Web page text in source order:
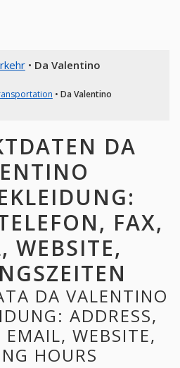
• Da Valentino
• Da Valentino
DA
FAX,
WEBSITE,
DA VALENTINO
ADDRESS,
EMAIL, WEBSITE,
HOURS